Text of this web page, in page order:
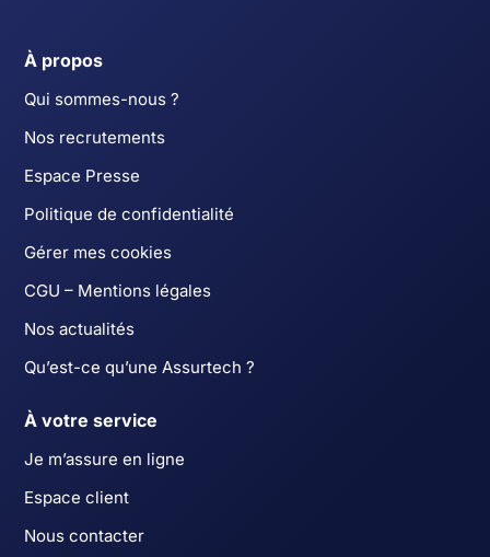
À propos
Qui sommes-nous ?
Nos recrutements
Espace Presse
Politique de confidentialité
Gérer mes cookies
CGU – Mentions légales
Nos actualités
Qu’est-ce qu’une Assurtech ?
À votre service
Je m’assure en ligne
Espace client
Nous contacter